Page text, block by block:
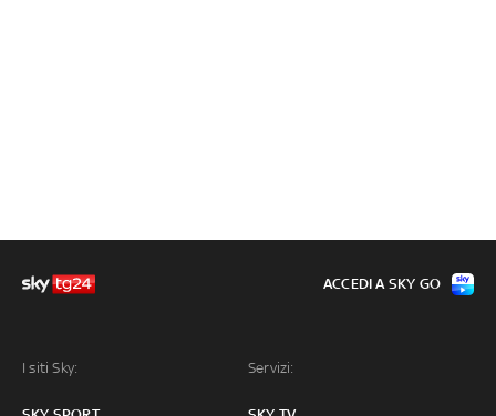
I siti Sky: Servizi:
ACCEDI A SKY GO